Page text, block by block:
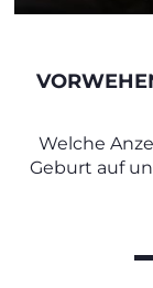
Welche
Geburt auf